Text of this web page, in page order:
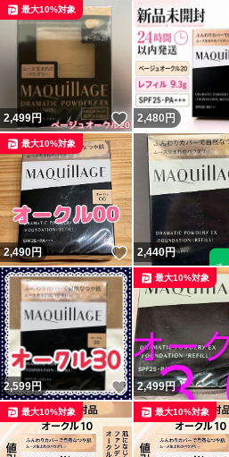
2,499円 いいね！
最大10%対象
2,480 円
2,490円 いいね！
最大10%対象
2,440円
2,599円 いいね！
2,499円
最大10%対象
最大10%対象 最大10%対象